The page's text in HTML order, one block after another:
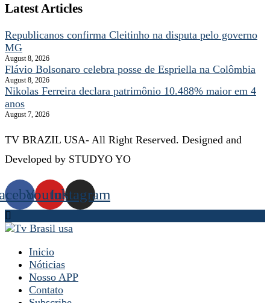
Latest Articles
Republicanos confirma Cleitinho na disputa pelo governo
MG
August 8, 2026
Flávio Bolsonaro celebra posse de Espriella na Colômbia
August 8, 2026
Nikolas Ferreira declara patrimônio 10.488% maior em 4
anos
August 7, 2026
TV BRAZIL USA- All Right Reserved. Designed and
Developed by STUDYO YO
YoutubeInstagram
Inicio
Nóticias
Nosso APP
Contato